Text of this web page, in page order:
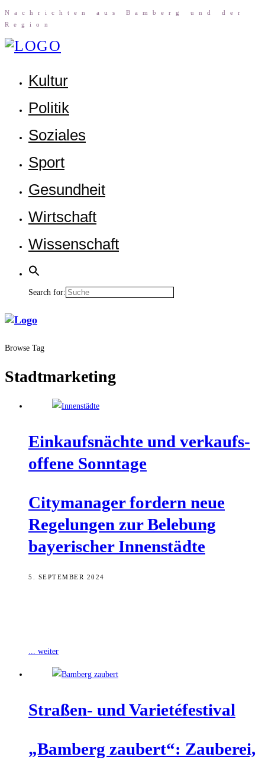
Nach­rich­ten aus Bam­berg und der
Region
Kul­tur
Poli­tik
Sozia­les
Sport
Gesund­heit
Wirt­schaft
Wis­sen­schaft
Search for:
Browse Tag
Stadtmarketing
Ein­kaufs­näch­te und ver­kaufs­
of­fe­ne Sonntage
City­ma­na­ger for­dern neue
Rege­lun­gen zur Bele­bung
baye­ri­scher Innenstädte
5. SEPTEMBER 2024
... weiter
Stra­ßen- und Varietéfestival
„Bam­berg zau­bert“: Zau­be­rei,